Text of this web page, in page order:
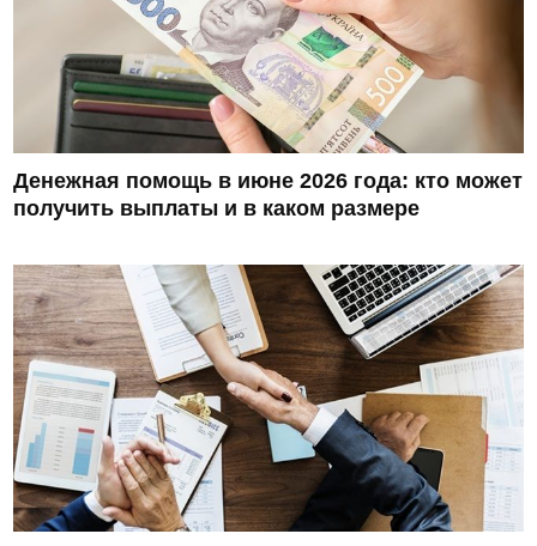
Денежная помощь в июне 2026 года: кто может
получить выплаты и в каком размере